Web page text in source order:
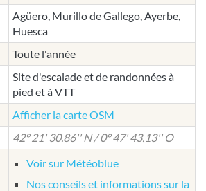
Agüero, Murillo de Gallego, Ayerbe,
Huesca
Toute l'année
Site d'escalade et de randonnées à
pied et à VTT
Afficher la carte OSM
42° 21' 30.86'' N / 0° 47' 43.13'' O
Voir sur Météoblue
Nos conseils et informations sur la